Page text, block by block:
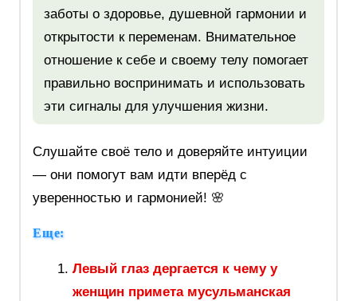
заботы о здоровье, душевной гармонии и
открытости к переменам. Внимательное
отношение к себе и своему телу помогает
правильно воспринимать и использовать
эти сигналы для улучшения жизни.
Слушайте своё тело и доверяйте интуиции
— они помогут вам идти вперёд с
уверенностью и гармонией! 🌸
Еще:
Левый глаз дергается к чему у
женщин примета мусульманская